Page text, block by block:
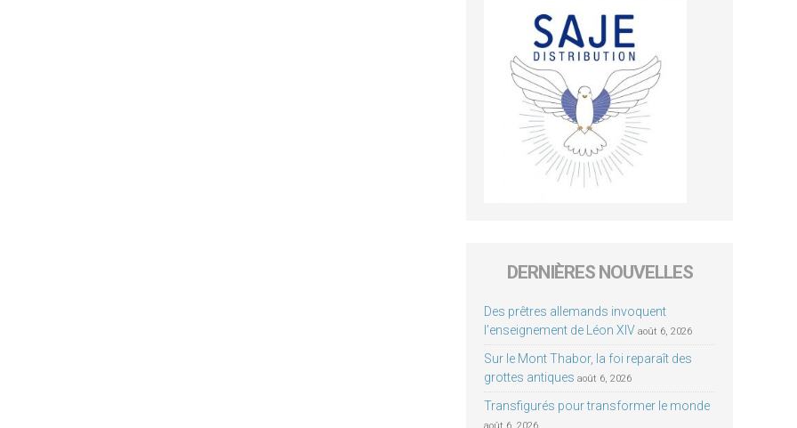
DERNIÈRES NOUVELLES
Des prêtres allemands invoquent
l’enseignement de Léon XIV août 6, 2026
Sur le Mont Thabor, la foi reparaît des
grottes antiques août 6, 2026
Transfigurés pour transformer le monde